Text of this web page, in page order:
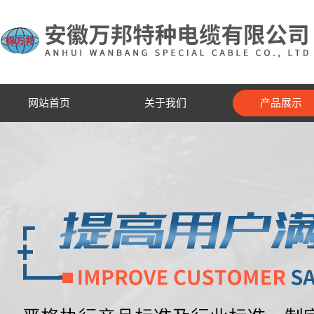
网站首页 关于我们 产品展示